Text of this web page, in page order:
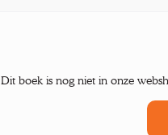
Dit boek is nog niet in onze